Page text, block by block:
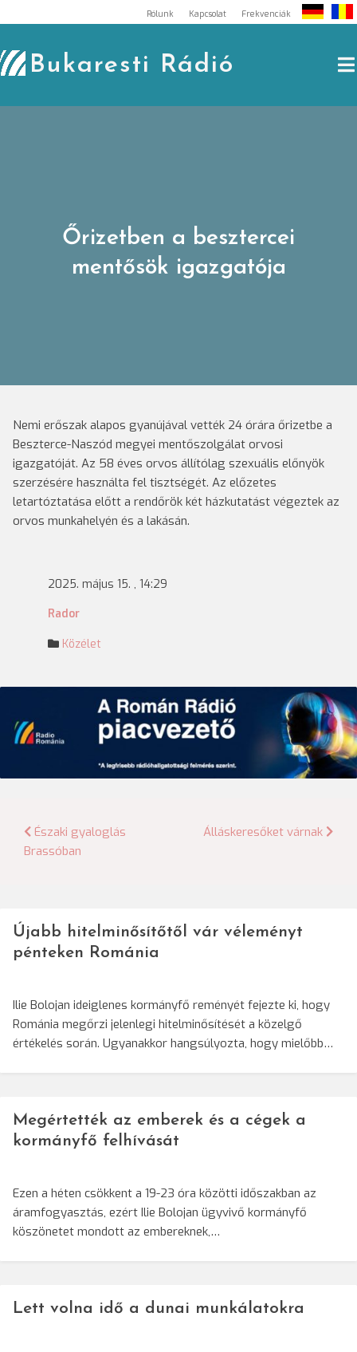
to
content
Rólunk Kapcsolat Frekvenciák
Bukaresti Rádió
Őrizetben a besztercei
mentősök igazgatója
Nemi erőszak alapos gyanújával vették 24 órára őrizetbe a
Beszterce-Naszód megyei mentőszolgálat orvosi
igazgatóját. Az 58 éves orvos állítólag szexuális előnyök
szerzésére használta fel tisztségét. Az előzetes
letartóztatása előtt a rendőrök két házkutatást végeztek az
orvos munkahelyén és a lakásán.
2025. május 15. , 14:29
Rador
Közélet
Bejegyzés
Északi gyaloglás
Brassóban
Álláskeresőket várnak
Újabb hitelminősítőtől vár véleményt
pénteken Románia
Ilie Bolojan ideiglenes kormányfő reményét fejezte ki, hogy
Románia megőrzi jelenlegi hitelminősítését a közelgő
értékelés során. Ugyanakkor hangsúlyozta, hogy mielőbb…
Megértették az emberek és a cégek a
kormányfő felhívását
Ezen a héten csökkent a 19-23 óra közötti időszakban az
áramfogyasztás, ezért Ilie Bolojan ügyvivő kormányfő
köszönetet mondott az embereknek,…
Lett volna idő a dunai munkálatokra